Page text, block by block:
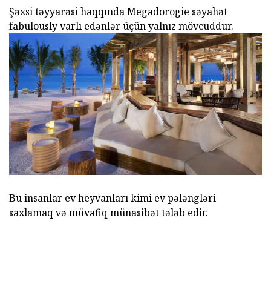
Şəxsi təyyarəsi haqqında Megadorogie səyahət
fabulously varlı edənlər üçün yalnız mövcuddur.
Bu insanlar ev heyvanları kimi ev pələngləri
saxlamaq və müvafiq münasibət tələb edir.